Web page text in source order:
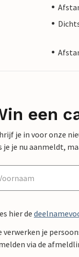
een
je in voor onze
je je nu aanmeldt,
hier de
verwerken je
via de